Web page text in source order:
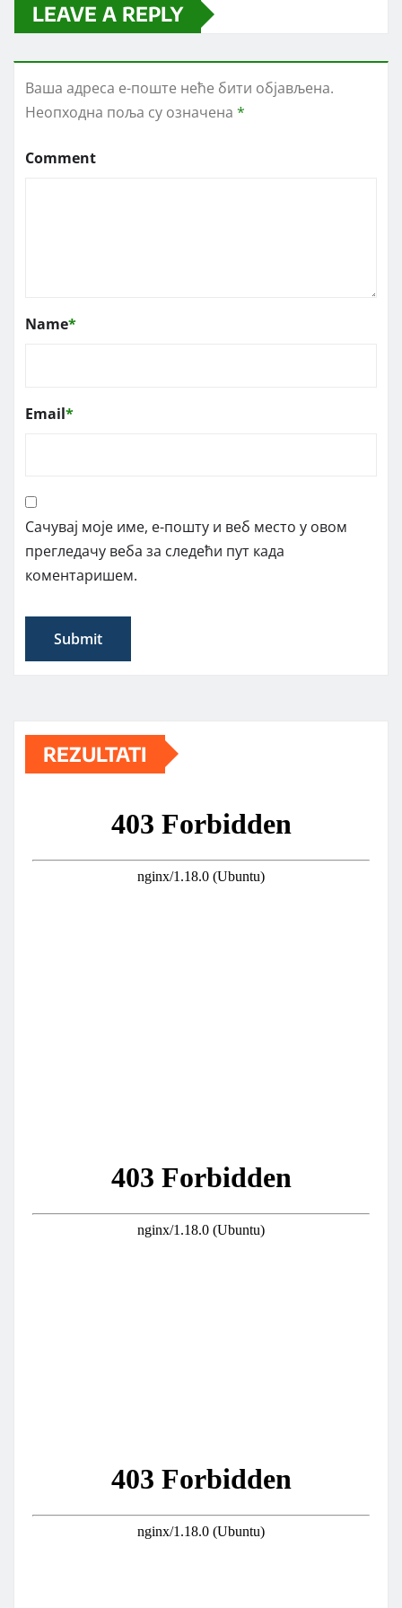
LEAVE A REPLY
Ваша адреса е-поште неће бити објављена.
Неопходна поља су означена *
Comment
Name*
Email*
Сачувај моје име, е-пошту и веб место у овом
прегледачу веба за следећи пут када
коментаришем.
REZULTATI